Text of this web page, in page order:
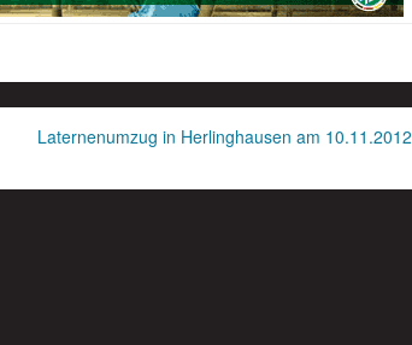
Laternenumzug in Herlinghausen am 10.11.2012